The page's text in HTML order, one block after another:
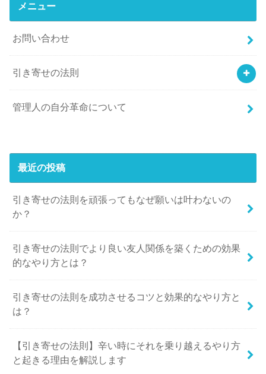
メニュー
お問い合わせ
引き寄せの法則
管理人の自分革命について
最近の投稿
引き寄せの法則を頑張ってもなぜ願いは叶わないの
か？
引き寄せの法則でより良い友人関係を築くための効果
的なやり方とは？
引き寄せの法則を成功させるコツと効果的なやり方と
は？
【引き寄せの法則】辛い時にそれを乗り越えるやり方
と起きる理由を解説します